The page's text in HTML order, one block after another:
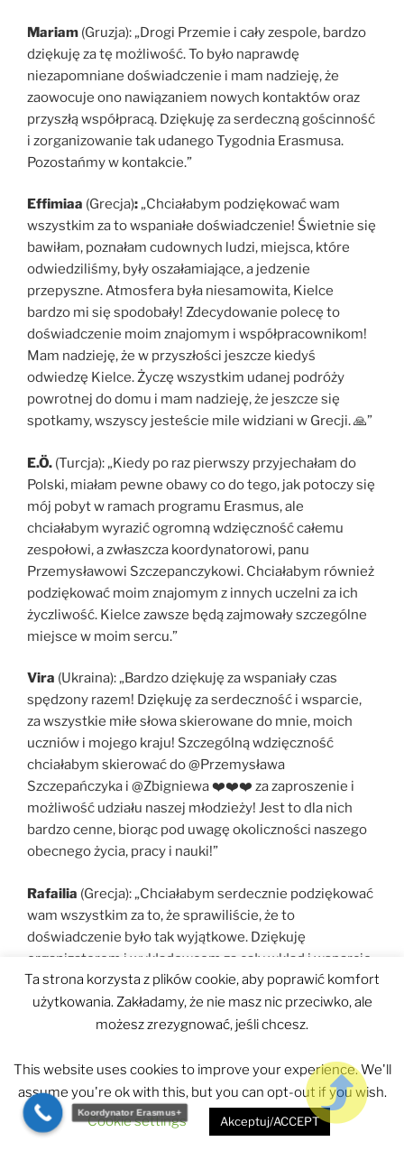
Mariam (Gruzja): „Drogi Przemie i cały zespole, bardzo
dziękuję za tę możliwość. To było naprawdę
niezapomniane doświadczenie i mam nadzieję, że
zaowocuje ono nawiązaniem nowych kontaktów oraz
przyszłą współpracą. Dziękuję za serdeczną gościnność
i zorganizowanie tak udanego Tygodnia Erasmusa.
Pozostańmy w kontakcie.”
Effimiaa (Grecja):„Chciałabym podziękować wam
wszystkim za to wspaniałe doświadczenie! Świetnie się
bawiłam, poznałam cudownych ludzi, miejsca, które
odwiedziliśmy, były oszałamiające, a jedzenie
przepyszne. Atmosfera była niesamowita, Kielce
bardzo mi się spodobały! Zdecydowanie polecę to
doświadczenie moim znajomym i współpracownikom!
Mam nadzieję, że w przyszłości jeszcze kiedyś
odwiedzę Kielce. Życzę wszystkim udanej podróży
powrotnej do domu i mam nadzieję, że jeszcze się
spotkamy, wszyscy jesteście mile widziani w Grecji. 🙏”
E.Ö. (Turcja): „Kiedy po raz pierwszy przyjechałam do
Polski, miałam pewne obawy co do tego, jak potoczy się
mój pobyt w ramach programu Erasmus, ale
chciałabym wyrazić ogromną wdzięczność całemu
zespołowi, a zwłaszcza koordynatorowi, panu
Przemysławowi Szczepanczykowi. Chciałabym również
podziękować moim znajomym z innych uczelni za ich
życzliwość. Kielce zawsze będą zajmowały szczególne
miejsce w moim sercu.”
Vira (Ukraina): „Bardzo dziękuję za wspaniały czas
spędzony razem! Dziękuję za serdeczność i wsparcie,
za wszystkie miłe słowa skierowane do mnie, moich
uczniów i mojego kraju! Szczególną wdzięczność
chciałabym skierować do @⁨Przemysława
Szczepańczyka⁩ i @⁨Zbigniewa⁩ ❤️❤️❤️ za zaproszenie i
możliwość udziału naszej młodzieży! Jest to dla nich
bardzo cenne, biorąc pod uwagę okoliczności naszego
obecnego życia, pracy i nauki!”
Rafailia (Grecja): „Chciałabym serdecznie podziękować
wam wszystkim za to, że sprawiliście, że to
doświadczenie było tak wyjątkowe. Dziękuję
organizatorom i wykładowcom za cały wkład i wsparcie.
Jestem wdzięczna za możliwość poznania ludzi z
różnych krajów i kultur i czuję się bardzo szczęśliwa, że
mogłam być częścią tego doświadczenia. Życzę wam
przyszłości będziemy mieli okazję spotkać się
ponownie.”
Umut
(Turcja): „Chciałem tylko serdecznie
Ta strona korzysta z plików cookie, aby poprawić komfort
użytkowania. Zakładamy, że nie masz nic przeciwko, ale
możesz zrezygnować, jeśli chcesz.
This website uses cookies to improve your experience. We'll
assume you're ok with this, but you can opt-out if you wish.
Cookie settings
Akceptuj/ACCEPT
Koordynator Erasmus+